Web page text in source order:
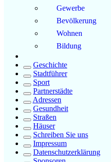
Gewerbe
Bevölkerung
Wohnen
Bildung
Geschichte
Stadtführer
Sport
Partnerstädte
Adressen
Gesundheit
Straßen
Häuser
Schreiben Sie uns
Impressum
Datenschutzerklärung